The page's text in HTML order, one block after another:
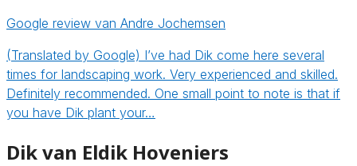
Google review van Andre Jochemsen
(Translated by Google) I’ve had Dik come here several
times for landscaping work. Very experienced and skilled.
Definitely recommended. One small point to note is that if
you have Dik plant your…
Dik van Eldik Hoveniers